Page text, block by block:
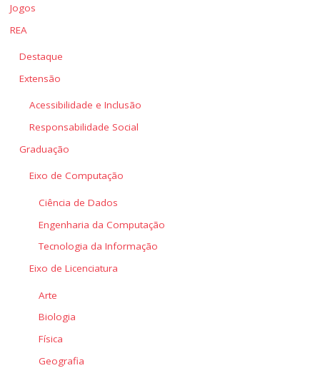
Jogos
REA
Destaque
Extensão
Acessibilidade e Inclusão
Responsabilidade Social
Graduação
Eixo de Computação
Ciência de Dados
Engenharia da Computação
Tecnologia da Informação
Eixo de Licenciatura
Arte
Biologia
Física
Geografia